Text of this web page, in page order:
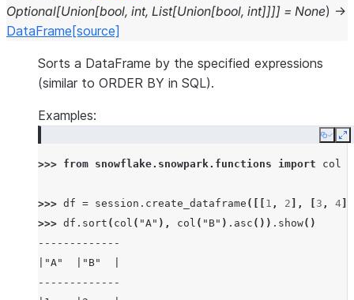
Optional[Union[bool, int, List[Union[bool, int]]]] = None) →
DataFrame [source]
Sorts a DataFrame by the specified expressions
(similar to ORDER BY in SQL).
Examples:
Copy
>>> from snowflake.snowpark.functions import col
>>> df = session . create_dataframe ([[ 1 , 2 ], 3 , 4
>>> df . sort ( col ( "A" ), col ( "B" ) . asc ()) . show()
-------------
|"A"  |"B"  |
-------------